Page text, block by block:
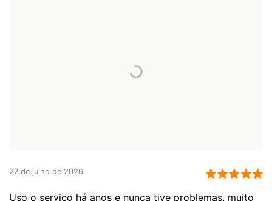
27 de julho de 2026
Uso o serviço há anos e nunca tive problemas, muito